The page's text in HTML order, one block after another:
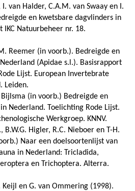
van Halder, C.A.M. van Swaay en I.
en kwetsbare dagvlinders in
IKC Natuurbeheer nr. 18.
Reemer (in voorb.). Bedreigde en
(Apidae s.l.). Basisrapport
Lijst. European Invertebrate
Leiden.
Bijlsma (in voorb.) Bedreigde en
Nederland. Toelichting Rode Lijst.
Werkgroep. KNNV.
B.W.G. Higler, R.C. Nieboer en T-H.
Naar een doelsoortenlijst van
in Nederland: Tricladida,
en Trichoptera. Alterra.
Keijl en G. van Ommering (1998).